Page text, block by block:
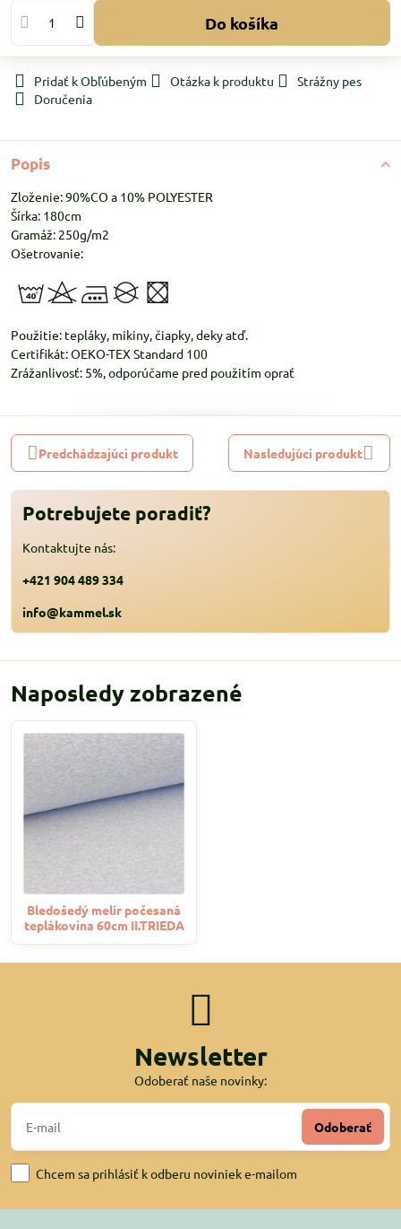
Do košíka
Pridať k Obľúbeným Otázka k produktu
Strážny pes
Doručenia
Popis
Zloženie: 90%CO a 10% POLYESTER
Šírka: 180cm
Gramáž: 250g/m2
Ošetrovanie:
Použitie: tepláky, mikiny, čiapky, deky atď.
Certifikát: OEKO-TEX Standard 100
Zrážanlivosť: 5%, odporúčame pred použitím oprať
Predchádzajúci produkt Nasledujúci produkt
Potrebujete poradiť?
Kontaktujte nás:
+421 904 489 334
info@kammel.sk
Naposledy zobrazené
Bledošedý melír počesaná
teplákovina 60cm II.TRIEDA
Newsletter
Odoberať naše novinky:
Odoberať
Chcem sa prihlásiť k odberu noviniek e-mailom